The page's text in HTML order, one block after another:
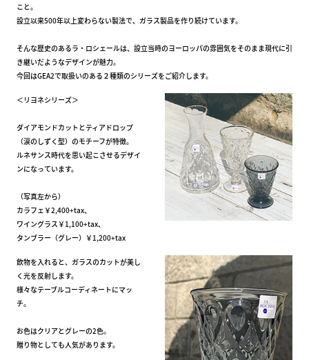
こと。
設立以来500年以上変わらない製法で、ガラス製品を作り続けています。
そんな歴史のあるラ・ロシェールは、設立当時のヨーロッパの雰囲気をそのまま現代に引
き継いだようなデザインが魅力。
今回はGEA2で取扱いのある２種類のシリーズをご紹介します。
＜リヨネシリーズ＞
ダイアモンドカットとティアドロップ
（涙のしずく型）のモチーフが特徴。
ルネサンス時代を思い起こさせるデザイ
ンになっています。
（写真左から）
カラフェ￥2,400+tax、
ワイングラス￥1,100+tax、
タンブラー（グレー）￥1,200+tax
飲物を入れると、ガラスのカットが美し
く光を反射します。
様々なテーブルコーディネートにマッ
チ。
お色はクリアとグレーの2色。
贈り物としても人気があります。